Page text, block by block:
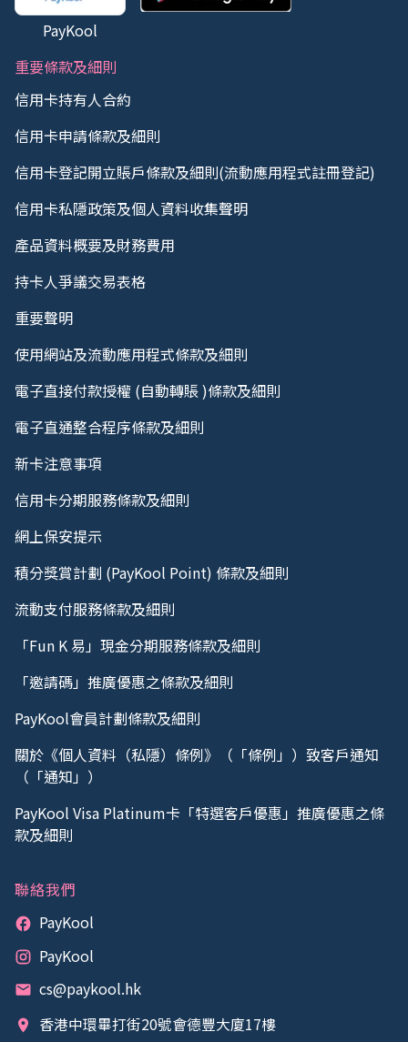
PayKool
重要條款及細則
信用卡持有人合約
信用卡申請條款及細則
信用卡登記開立賬戶條款及細則(流動應用程式註冊登記)
信用卡私隱政策及個人資料收集聲明
產品資料概要及財務費用
持卡人爭議交易表格
重要聲明
使用網站及流動應用程式條款及細則
電子直接付款授權 (自動轉賬 )條款及細則
電子直通整合程序條款及細則
新卡注意事項
信用卡分期服務條款及細則
網上保安提示
積分獎賞計劃 (PayKool Point) 條款及細則
流動支付服務條款及細則
「Fun K 易」現金分期服務條款及細則
「邀請碼」推廣優惠之條款及細則
PayKool會員計劃條款及細則
關於《個人資料（私隱）條例》（「條例」）致客戶通知
（「通知」）
PayKool Visa Platinum卡「特選客戶優惠」推廣優惠之條
款及細則
聯絡我們
PayKool
PayKool
cs@paykool.hk
香港中環畢打街20號會德豐大廈17樓